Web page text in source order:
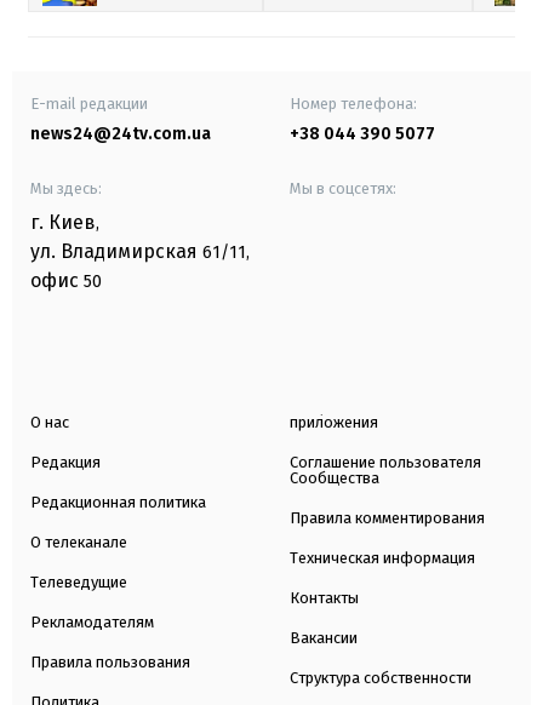
E-mail редакции
news24@24tv.com.ua
Номер телефона:
+38 044 390 5077
Мы здесь:
г. Киев,
ул. Владимирская 61/11,
офис 50
Мы в соцсетях:
О нас
Редакция
Редакционная политика
О телеканале
Телеведущие
Рекламодателям
Правила пользования
приложения
Соглашение пользователя
Сообщества
Правила комментирования
Техническая информация
Контакты
Вакансии
Структура собственности